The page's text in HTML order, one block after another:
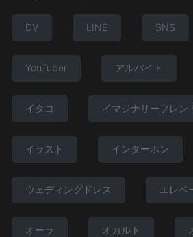
DV LINE SNS
YouTuber アルバイト
イタコ イマジナリーフレン
イラスト インターホン
ウェディングドレス エレベ
オーラ オカルト